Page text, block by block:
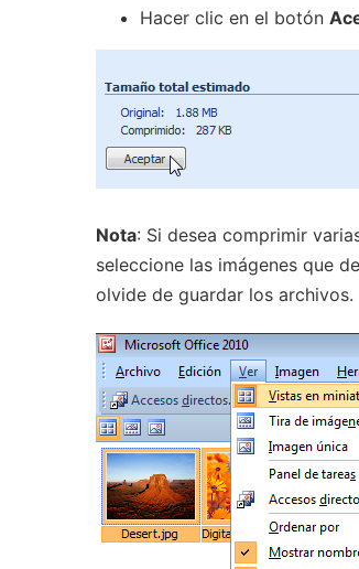
Hacer clic en el botón
Nota: Si desea comprimir
seleccione las imágenes que
olvide de guardar los archivos.